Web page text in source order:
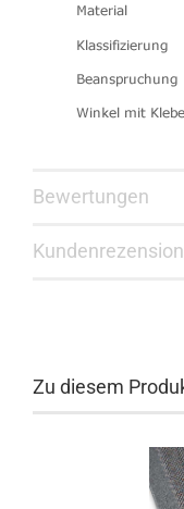
Bewertungen
Zu diesem